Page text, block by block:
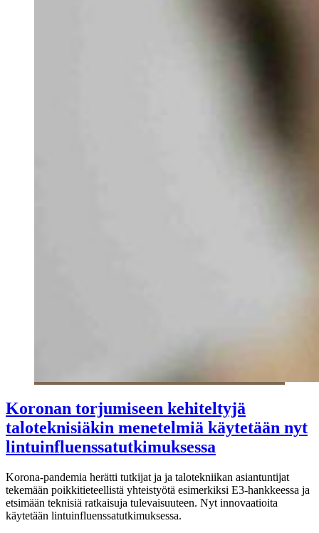
Koronan torjumiseen kehiteltyjä
taloteknisiäkin menetelmiä käytetään nyt
lintuinfluenssatutkimuksessa
Korona-pandemia herätti tutkijat ja ja talotekniikan asiantuntijat
tekemään poikkitieteellistä yhteistyötä esimerkiksi E3-hankkeessa ja
etsimään teknisiä ratkaisuja tulevaisuuteen. Nyt innovaatioita
käytetään lintuinfluenssatutkimuksessa.